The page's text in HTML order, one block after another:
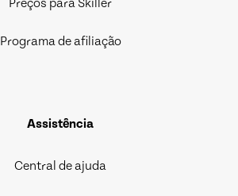
Preços para Skiller
Programa de afiliação
Assistência
Central de ajuda